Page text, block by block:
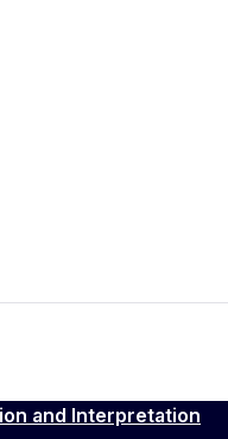
and Interpretation